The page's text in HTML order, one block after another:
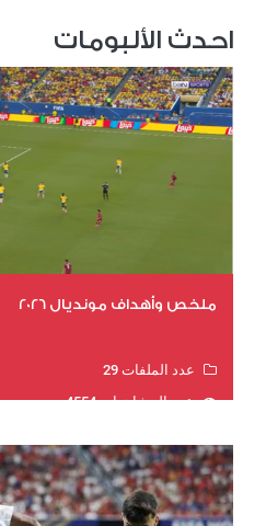
احدث الألبومات
ملخص وأهداف مونديال 2026
عدد الملفات 29
عدد المشاهدات 4554